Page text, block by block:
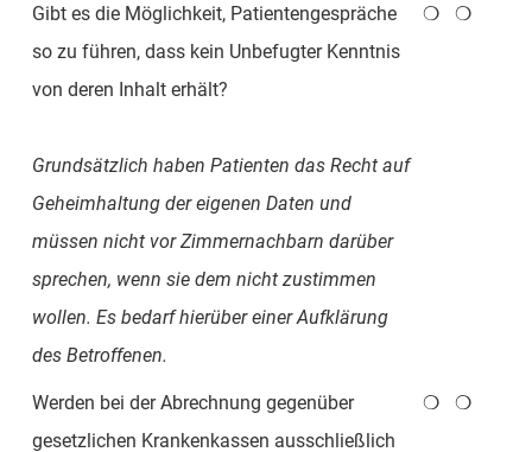
Gibt es die Möglichkeit, Patientengespräche
so zu führen, dass kein Unbefugter Kenntnis
von deren Inhalt erhält?
Grundsätzlich haben Patienten das Recht auf
Geheimhaltung der eigenen Daten und
müssen nicht vor Zimmernachbarn darüber
sprechen, wenn sie dem nicht zustimmen
wollen. Es bedarf hierüber einer Aufklärung
des Betroffenen.
❍ ❍
Werden bei der Abrechnung gegenüber
gesetzlichen Krankenkassen ausschließlich
❍ ❍